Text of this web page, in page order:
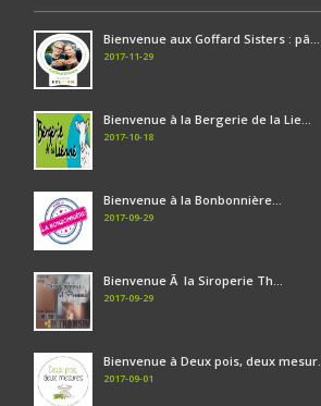
Bienvenue aux Goffard Sisters : pâ...
2017-11-29
Bienvenue à la Bergerie de la Lie...
2017-10-18
Bienvenue à la Bonbonnière...
2017-09-29
Bienvenue Ã la Siroperie Th...
2017-09-29
Bienvenue à Deux pois, deux mesur...
2017-09-01